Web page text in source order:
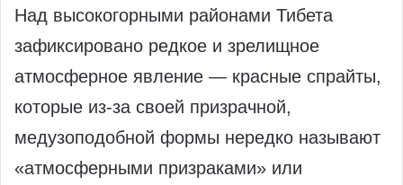
Над высокогорными районами Тибета
зафиксировано редкое и зрелищное
атмосферное явление — красные спрайты,
которые из‑за своей призрачной,
медузоподобной формы нередко называют
«атмосферными призраками» или